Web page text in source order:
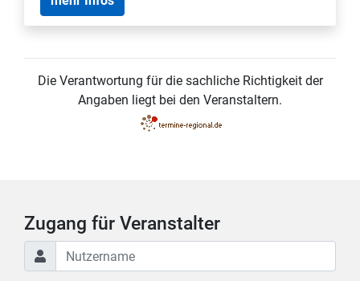
Die Verantwortung für die sachliche Richtigkeit der
Angaben liegt bei den Veranstaltern.
Zugang für Veranstalter